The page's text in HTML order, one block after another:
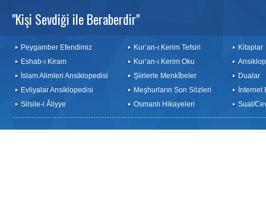
"Kişi Sevdiği ile Beraberdir"
Peygamber Efendimiz
Eshab-ı Kiram
İslam Alimleri Ansiklopedisi
Evliyalar Ansiklopedisi
Silsile-i Âliyye
Kur’an-ı Kerim Tefsiri
Kur’an-ı Kerim Oku
Şiirlerle Menkîbeler
Meşhurların Son Sözleri
Osmanlı Hikayeleri
Kitaplar
Dualar
İnternet
Sual/